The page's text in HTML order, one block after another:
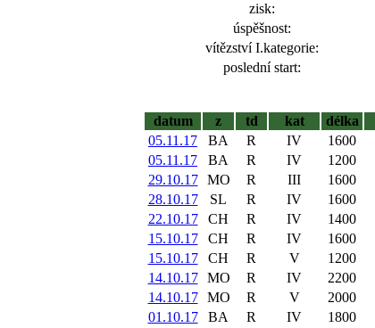
zisk:
úspěšnost:
vítězství I.kategorie:
poslední start:
datum
z td kat délka
05.11.17
BA R IV 1600
05.11.17
BA R IV 1200
29.10.17
MO R III 1600
28.10.17
SL R IV 1600
22.10.17
CH R IV 1400
15.10.17
CH R IV 1600
15.10.17
CH R V 1200
14.10.17
MO R IV 2200
14.10.17
MO R V 2000
01.10.17
BA R IV 1800